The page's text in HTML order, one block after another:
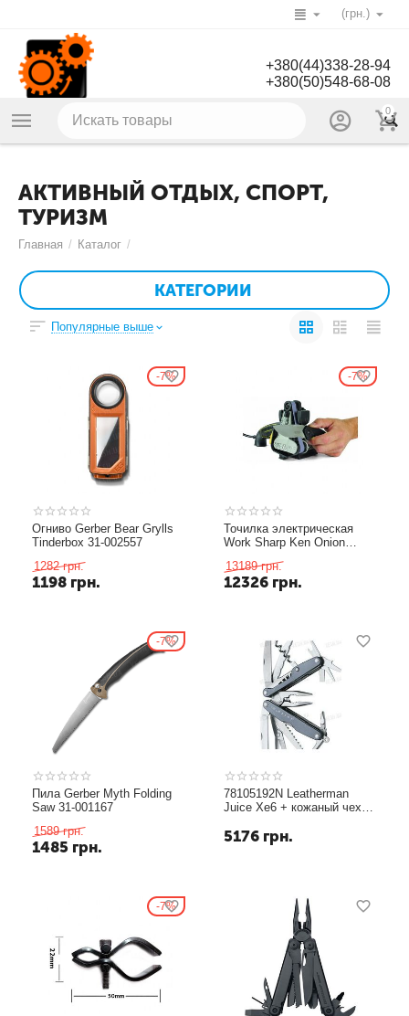
(грн.)
+380(44)338-28-94
+380(50)548-68-08
0
АКТИВНЫЙ ОТДЫХ, СПОРТ,
ТУРИЗМ
Главная / Каталог /
КАТЕГОРИИ
Популярные выше
7%
Огниво Gerber Bear Grylls
Tinderbox 31-002557
1282 грн.
1198 грн.
7%
Точилка электрическая
Work Sharp Ken Onion
13189 грн.
12326 грн.
7%
Пила Gerber Myth Folding
Saw 31-001167
1589 грн.
1485 грн.
78105192N Leatherman
Juice Xe6 + кожаный чехол
5176 грн.
7%